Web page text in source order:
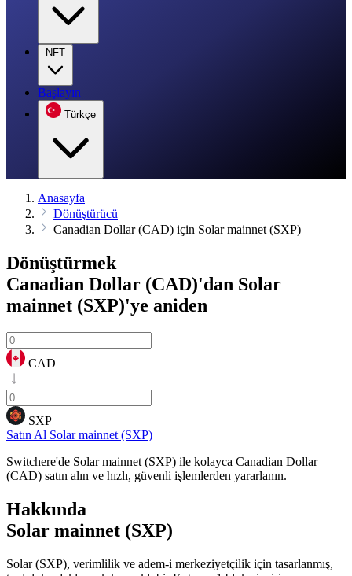
NFT
Başlayın
Türkçe
Anasayfa
Dönüştürücü
Canadian Dollar (CAD) için Solar mainnet (SXP)
Dönüştürmek
Canadian Dollar (CAD)'dan Solar
mainnet (SXP)'ye aniden
CAD
SXP
Satın Al Solar mainnet (SXP)
Switchere'de Solar mainnet (SXP) ile kolayca Canadian Dollar
(CAD) satın alın ve hızlı, güvenli işlemlerden yararlanın.
Hakkında
Solar mainnet (SXP)
Solar (SXP), verimlilik ve adem-i merkeziyetçilik için tasarlanmış,